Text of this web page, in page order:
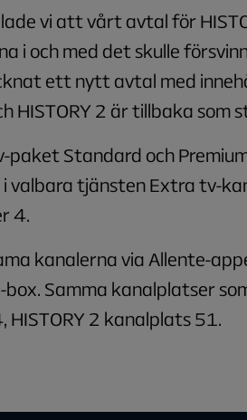
vi att vårt avtal för
i och med det skulle
ett nytt avtal med
HISTORY 2 är tillbaka som
paket Standard och
valbara tjänsten Extra tv-
4.
kanalerna via Allente-
box. Samma kanalplatser
HISTORY 2 kanalplats 51.